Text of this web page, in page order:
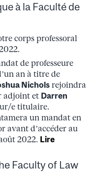
à la Faculté de
corps professoral
de professeure
an à titre de
Nicholsrejoindra
adjoint et Darren
e titulaire.
un mandat en
avant d’accéder au
2022. Lire
Faculty of Law